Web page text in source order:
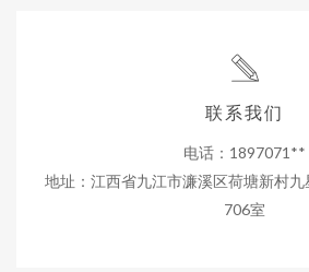
联系我们
电话：1897071**
地址：江西省九江市濂溪区荷塘新村
706室